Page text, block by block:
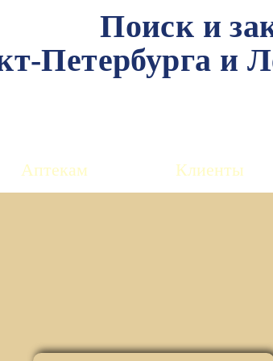
Поиск и
Петербурга и
Аптекам Клиенты